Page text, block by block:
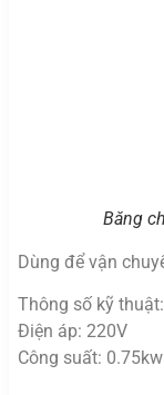
Băng
Dùng để vận
Thông số kỹ
Điện áp: 220V
Công suất: 0.75kw